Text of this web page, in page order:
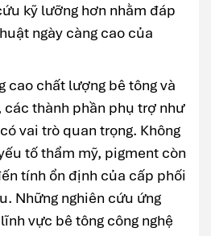
kỹ lưỡng hơn nhằm đáp
ngày càng cao của
cao chất lượng bê tông và
các thành phần phụ trợ như
vai trò quan trọng. Không
tố thẩm mỹ, pigment còn
tính ổn định của cấp phối
Những nghiên cứu ứng
vực bê tông công nghệ